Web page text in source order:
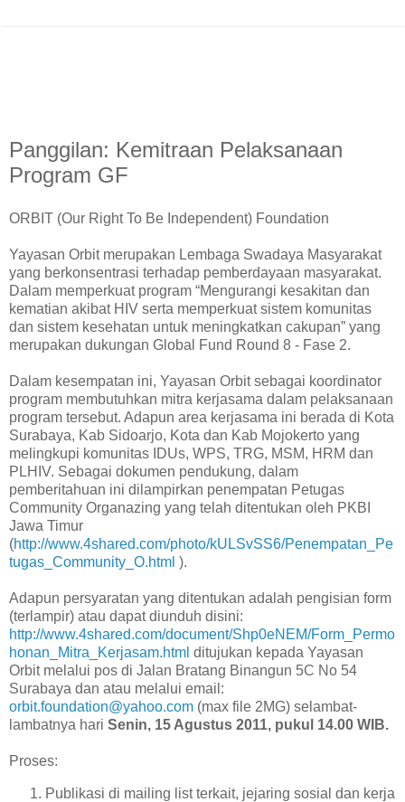
Panggilan: Kemitraan Pelaksanaan
Program GF
ORBIT (Our Right To Be Independent) Foundation
Yayasan Orbit merupakan Lembaga Swadaya Masyarakat
yang berkonsentrasi terhadap pemberdayaan masyarakat.
Dalam memperkuat program “Mengurangi kesakitan dan
kematian akibat HIV serta memperkuat sistem komunitas
dan sistem kesehatan untuk meningkatkan cakupan” yang
merupakan dukungan Global Fund Round 8 - Fase 2.
Dalam kesempatan ini, Yayasan Orbit sebagai koordinator
program membutuhkan mitra kerjasama dalam pelaksanaan
program tersebut. Adapun area kerjasama ini berada di Kota
Surabaya, Kab Sidoarjo, Kota dan Kab Mojokerto yang
melingkupi komunitas IDUs, WPS, TRG, MSM, HRM dan
PLHIV. Sebagai dokumen pendukung, dalam
pemberitahuan ini dilampirkan penempatan Petugas
Community Organazing yang telah ditentukan oleh PKBI
Jawa Timur
(http://www.4shared.com/photo/kULSvSS6/Penempatan_Pe
tugas_Community_O.html ).
Adapun persyaratan yang ditentukan adalah pengisian form
(terlampir) atau dapat diunduh disini:
http://www.4shared.com/document/Shp0eNEM/Form_Permo
honan_Mitra_Kerjasam.html ditujukan kepada Yayasan
Orbit melalui pos di Jalan Bratang Binangun 5C No 54
Surabaya dan atau melalui email:
orbit.foundation@yahoo.com (max file 2MG) selambat-
lambatnya hari Senin, 15 Agustus 2011, pukul 14.00 WIB.
Proses:
Publikasi di mailing list terkait, jejaring sosial dan kerja